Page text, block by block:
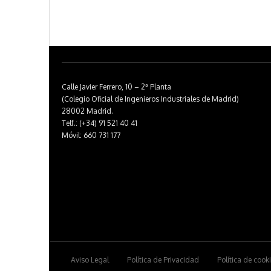
Calle Javier Ferrero, 10 – 2ª Planta
(Colegio Oficial de Ingenieros Industriales de Madrid)
28002 Madrid.
Telf.: (+34) 91 521 40 41
Móvil: 660 731 177
Aviso Legal Política de Privacidad Política de